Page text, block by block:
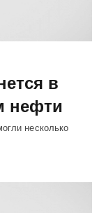
в
нефти
несколько